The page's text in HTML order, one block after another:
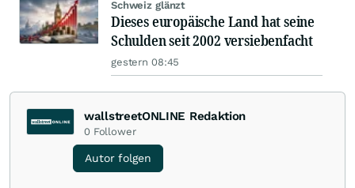
Schweiz glänzt
Dieses europäische Land hat seine
Schulden seit 2002 versiebenfacht
gestern 08:45
wallstreetONLINE Redaktion
0 Follower
Autor folgen